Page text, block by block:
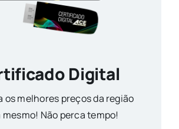
Digital
os melhores preços da região
mesmo! Não perca tempo!